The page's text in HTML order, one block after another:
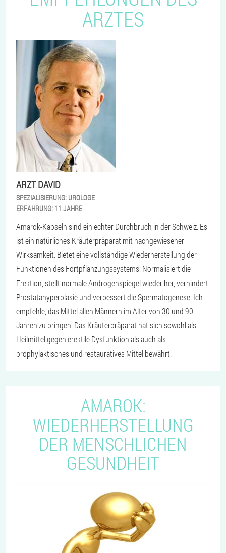
ARZTES
ARZT DAVID
SPEZIALISIERUNG: UROLOGE
ERFAHRUNG: 11 JAHRE
Amarok-Kapseln sind ein echter Durchbruch in der Schweiz. Es
ist ein natürliches Kräuterpräparat mit nachgewiesener
Wirksamkeit. Bietet eine vollständige Wiederherstellung der
Funktionen des Fortpflanzungssystems: Normalisiert die
Erektion, stellt normale Androgenspiegel wieder her, verhindert
Prostatahyperplasie und verbessert die Spermatogenese. Ich
empfehle, das Mittel allen Männern im Alter von 30 und 90
Jahren zu bringen. Das Kräuterpräparat hat sich sowohl als
Heilmittel gegen erektile Dysfunktion als auch als
prophylaktisches und restauratives Mittel bewährt.
AMAROK:
WIEDERHERSTELLUNG
DER MENSCHLICHEN
GESUNDHEIT